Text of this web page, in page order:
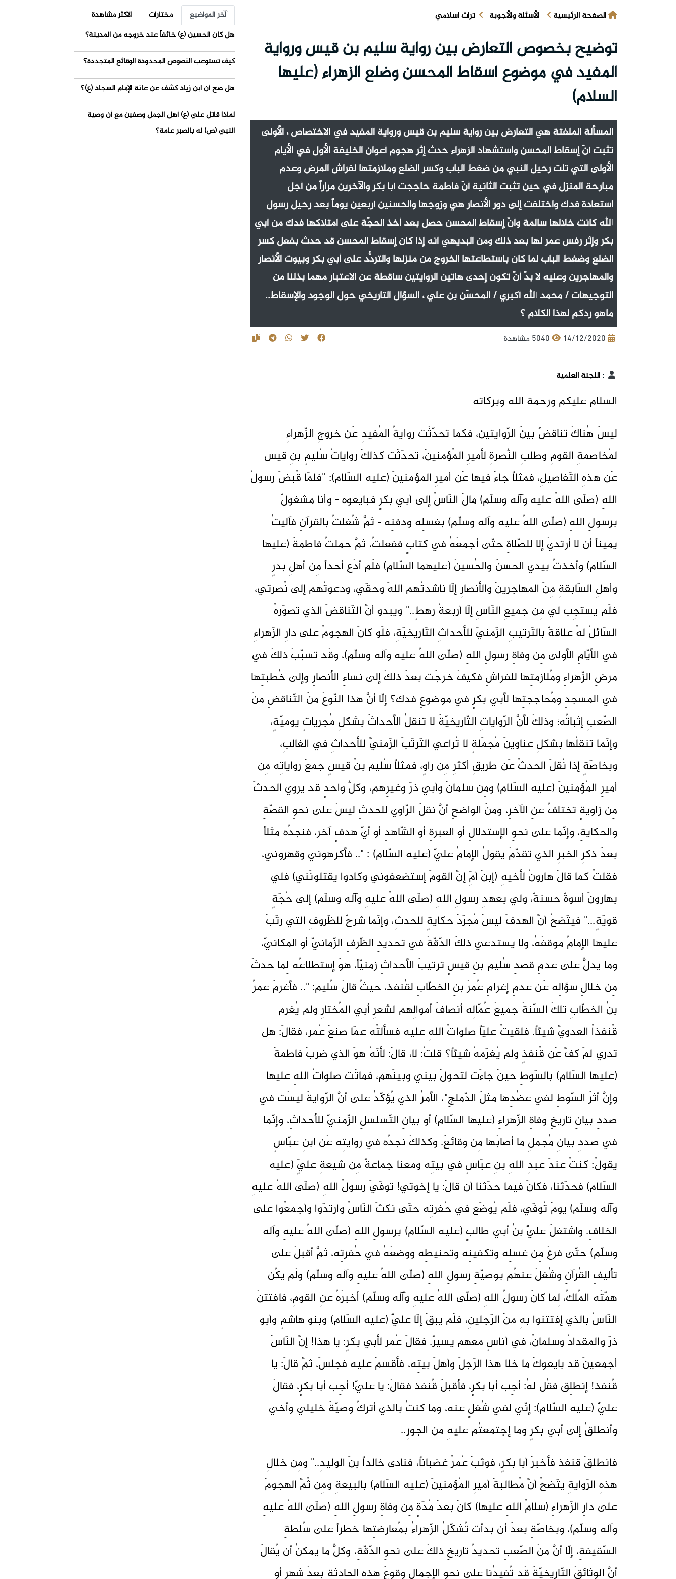
الصفحة الرئيسية الأسئلة والأجوبة تراث اسلامي
توضيح بخصوص التعارض بين رواية سليم بن قيس ورواية
المفيد في موضوع اسقاط المحسن وضلع الزهراء (عليها
السلام)
المسألة الملفتة هي التعارض بين رواية سليم بن قيس ورواية المفيد في الاختصاص ، الأولى
تثبت أنّ إسقاط المحسن واستشهاد الزهراء حدث إثر هجوم أعوان الخليفة الأول في الأيام
الأولى التي تلت رحيل النبي من ضغط الباب وكسر الضلع وملازمتها لفراش المرض وعدم
مبارحة المنزل في حين تثبت الثانية أنّ فاطمة حاججت أبا بكر والآخرين مراراً من أجل
استعادة فدك واختلفت إلى دور الأنصار هي وزوجها والحسنين أربعين يوماً بعد رحيل رسول
الله كانت خلالها سالمة وأنّ إسقاط المحسن حصل بعد أخذ الحجّة على امتلاكها فدك من أبي
بكر وإثر رفس عمر لها بعد ذلك ومن البديهي أنه إذا كان إسقاط المحسن قد حدث بفعل كسر
الضلع وضغط الباب لما كان باستطاعتها الخروج من منزلها والتردُّد على أبي بكر وبيوت الأنصار
والمهاجرين وعليه لا بدّ أنّ تكون إحدى هاتين الروايتين ساقطة عن الاعتبار مهما بذلنا من
التوجيهات / محمد الله أكبري / المحسّن بن علي ، السؤال التاريخي حول الوجود والإسقاط..
ماهو ردكم لهذا الكلام ؟
14/12/2020 5040 مشاهدة
:اللجنة العلمية
السلام عليكم ورحمة الله وبركاته
ليسَ هُناكَ تناقضٌ بينَ الرّوايتين، فكما تحدّثَت روايةُ المُفيدِ عَن خروجِ الزّهراءِ
لمُخاصمةِ القومِ وطلبِ النُّصرةِ لأميرِ المُؤمنينَ، تحدّثَت كذلكَ رواياتُ سُليمٍ بنِ قيس
عَن هذهِ التّفاصيلِ، فمثلاً جاءَ فيها عَن أميرِ المؤمنينَ (عليه السّلام): "فلمّا قُبضَ رسولُ
اللهِ (صلّى اللهُ عليه وآله وسلّم) مالَ النّاسُ إلى أبي بكرٍ فبايعوه - وأنا مشغولٌ
برسولِ اللهِ (صلّى اللهُ عليه وآله وسلّم) بغسلِه ودفنِه - ثمَّ شُغلتُ بالقرآنِ فآليتُ
يميناً أن لا أرتديَ إلا للصّلاةِ حتّى أجمعَهُ في كتابٍ ففعلتُ، ثمَّ حملتُ فاطمةَ (عليها
السّلام) وأخذتُ بيدي الحسنَ والحُسينَ (عليهما السّلام) فلَم أدَع أحداً مِن أهلِ بدرٍ
وأهلِ السّابقةِ مِنَ المهاجرينَ والأنصارِ إلّا ناشدتُهم اللهَ وحقّي، ودعوتُهم إلى نُصرتي،
فلَم يستجِب لي مِن جميعِ النّاسِ إلّا أربعةُ رهطٍ.." ويبدو أنَّ التّناقضَ الذي تصوّرهُ
السّائلُ لهُ علاقةٌ بالتّرتيبِ الزّمنيّ للأحداثِ التّاريخيّةِ، فلَو كانَ الهجومُ على دارِ الزّهراءِ
في الأيّامِ الأولى مِن وفاةِ رسولِ اللهِ (صلّى اللهُ عليه وآله وسلّم)، وقَد تسبّبَ ذلكَ في
مرضِ الزّهراءِ ومُلازمتِها للفراشِ فكيفَ خرجَت بعدَ ذلكَ إلى نساءِ الأنصارِ وإلى خُطبتِها
في المسجدِ ومُحاججتِها لأبي بكرٍ في موضوعِ فدك؟ إلّا أنَّ هذا النّوعَ منَ التّناقضِ منَ
الصّعبِ إثباتُه؛ وذلكَ لأنَّ الرّواياتِ التّاريخيّةَ لا تنقلُ الأحداثَ بشكلِ مُجرياتٍ يوميّةٍ،
وإنّما تنقلُها بشكلِ عناوينَ مُجمَلةٍ لا تُراعي التّرتّبَ الزّمنيَّ للأحداثِ في الغالبِ،
وبخاصّةٍ إذا نُقلَ الحدثُ عَن طريقِ أكثرِ مِن راوٍ، فمثلاً سُليم بنُ قيسٍ جمعَ رواياتِه مِن
أميرِ المُؤمنينَ (عليه السّلام) ومِن سلمانَ وأبي ذرّ وغيرِهم، وكلُّ واحدٍ قد يروي الحدثَ
مِن زاويةٍ تختلفُ عنِ الآخرِ، ومنَ الواضحِ أنَّ نقلَ الرّاوي للحدثِ ليسَ على نحوِ القصّةِ
والحكايةِ، وإنّما على نحوِ الإستدلالِ أو العبرةِ أو الشّاهدِ أو أيّ هدفٍ آخر، فنجدُه مثلاً
بعدَ ذكرِ الخبرِ الذي تقدّمَ يقولُ الإمامُ عليّ (عليه السّلام) : ".. فأكرهوني وقهروني،
فقلتُ كما قالَ هارونُ لأخيهِ (إبنَ أمِّ إنَّ القومَ إستضعفوني وكادوا يقتلونَني) فلي
بهارونَ أسوةٌ حسنةٌ، ولي بعهدِ رسولِ اللهِ (صلّى اللهُ عليهِ وآله وسلّم) إلى حُجّةٍ
قويّةٍ..." فيتّضحُ أنَّ الهدفَ ليسَ مُجرّدَ حكايةٍ للحدثِ، وإنّما شرحٌ للظّروفِ التي رتّبَ
عليها الإمامُ موقفَهُ، ولا يستدعي ذلكَ الدّقّةَ في تحديدِ الظّرفِ الزّمانيّ أو المكانيّ،
وما يدلُّ على عدمِ قصدِ سُليم بنِ قيسٍ ترتيبَ الأحداثِ زمنيّاً، هوَ إستطلاعُه لِما حدثَ
مِن خلالِ سؤالِه عَن عدمِ إغرامِ عُمرَ بنِ الخطّابِ لقُنفذ، حيثُ قالَ سُليم: ".. فأغرمَ عمرُ
بنُ الخطّابِ تلكَ السّنةَ جميعَ عُمّالِه أنصافَ أموالِهم لشعرِ أبي المُختارِ ولم يُغرم
قُنفذاُ العدويَّ شيئاً. فلقيتُ عليّاً صلواتُ اللهِ عليه فسألتُه عمّا صنعَ عُمر، فقالَ: هل
تدري لمَ كفَّ عَن قُنفذٍ ولم يُغرّمهُ شيئاً؟ قلتُ: لا، قالَ: لأنّهُ هوَ الذي ضربَ فاطمةَ
(عليها السّلام) بالسّوطِ حينَ جاءَت لتحولَ بيني وبينَهم، فماتَت صلواتُ اللهِ عليها
وإنَّ أثرَ السّوطِ لفي عضُدِها مثلَ الدّملجِ"، الأمرُ الذي يُؤكّدُ على أنَّ الرّوايةَ ليسَت في
صددِ بيانِ تاريخِ وفاةِ الزّهراءِ (عليها السّلام) أو بيانِ التّسلسلِ الزّمنيّ للأحداثِ، وإنّما
في صددِ بيانِ مُجملِ ما أصابَها مِن وقائعَ. وكذلكَ نجدُه في روايتِه عَن ابنِ عبّاسٍ
يقولُ: كنتُ عندَ عبدِ اللهِ بنِ عبّاسٍ في بيتِه ومعنا جماعةٌ مِن شيعةِ عليٍّ (عليه
السّلام) فحدّثنا، فكانَ فيما حدّثنا أن قالَ: يا إخوتي! توفّيَ رسولُ اللهِ (صلّى اللهُ عليهِ
وآله وسلّم) يومَ تُوفّي، فلَم يُوضَع في حُفرتِه حتّى نكثَ النّاسُ وارتدّوا وأجمعُوا على
الخلافِ. واشتغلَ عليٌّ بنُ أبي طالبٍ (عليه السّلام) برسولِ اللهِ (صلّى اللهُ عليهِ وآله
وسلّم) حتّى فرغَ مِن غسلِه وتكفينِه وتحنيطِه ووضعَهُ في حُفرتِه، ثمَّ أقبلَ على
تأليفِ القُرآنِ وشُغلَ عنهُم بوصيّةِ رسولِ اللهِ (صلّى اللهُ عليهِ وآله وسلّم) ولَم يكُن
همّتَه المُلكُ، لِما كانَ رسولُ اللهِ (صلّى اللهُ عليهِ وآله وسلّم) أخبرَهُ عنِ القومِ، فافتتنَ
النّاسُ بالذي إفتتنوا بهِ منَ الرّجلينِ، فلَم يبقَ إلّا عليٌّ (عليه السّلام) وبنو هاشمٍ وأبو
ذرّ والمقدادُ وسلمانُ، في أناسٍ معهم يسيرٌ. فقالَ عُمر لأبي بكرٍ: يا هذا! إنَّ النّاسَ
أجمعينَ قد بايعوكَ ما خلا هذا الرّجلَ وأهلَ بيتِه، فأقسمَ عليه فجلسَ، ثمَّ قالَ: يا
قُنفذ! إنطلِق فقُل لهُ: أجِب أبا بكرٍ، فأقبلَ قُنفذ فقالَ: يا عليّ! أجِب أبا بكرٍ، فقالَ
عليٌّ (عليه السّلام): إنّي لفي شُغلٍ عنه، وما كنتُ بالذي أتركُ وصيّةَ خليلي وأخي
وأنطلقُ إلى أبي بكرٍ وما إجتمعتُم عليهِ من الجورِ..
فانطلقَ قنفذ فأخبرَ أبا بكرٍ، فوثبَ عُمرُ غضباناً، فنادى خالداً بنَ الوليدِ.." ومِن خلالِ
هذهِ الرّوايةِ يتّضحُ أنَّ مُطالبةَ أميرِ المُؤمنينَ (عليه السّلام) بالبيعةِ ومِن ثُمَّ الهجومَ
على دارِ الزّهراءِ (سلامُ اللهِ عليها) كانَ بعدَ مُدّةٍ مِن وفاةِ رسولِ اللهِ (صلّى اللهُ عليهِ
وآله وسلّم)، وبخاصّةِ بعدَ أن بدأت تُشكّلُ الزّهراءُ بمُعارضتِها خطراً على سُلطةِ
السّقيفةِ، إلّا أنَّ منَ الصّعبِ تحديدُ تاريخِ ذلكَ على نحوِ الدّقّةِ، وكلُّ ما يمكنُ أن يُقالَ
أنَّ الوثائقَ التّاريخيّةَ قَد تُفيدُنا على نحوِ الإجمالِ وقوعَ هذهِ الحادثةِ بعدَ شهرٍ أو
آخر المواضيع مختارات
الاكثر مشاهدة
هل كان الحسين (ع) خائفاً عند خروجه من المدينة؟
كيف تستوعب النصوص المحدودة الوقائع المتجددة؟
هل صح أن ابن زياد كشف عن عانة الإمام السجاد (ع)؟
لماذا قاتل علي (ع) أهل الجمل وصفين مع أن وصية
النبي (ص) له بالصبر عامة؟